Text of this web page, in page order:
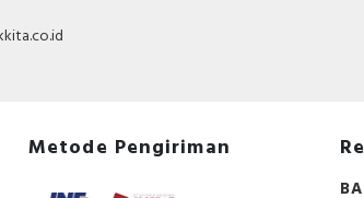
Metode Pengiriman